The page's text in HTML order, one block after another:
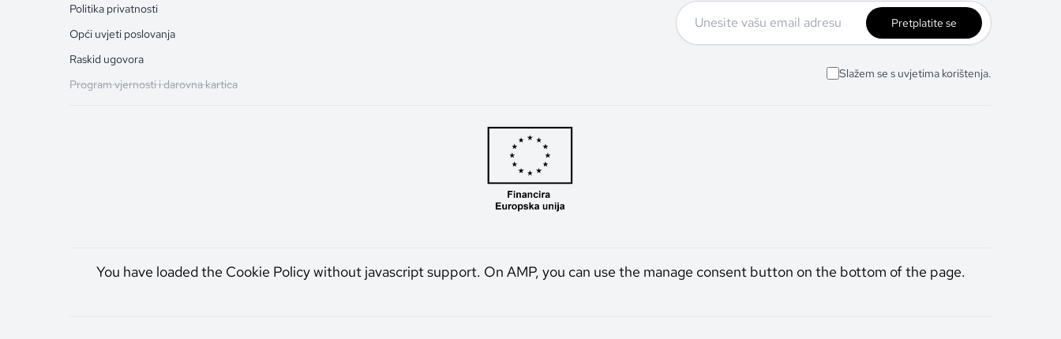
Politika privatnosti
Opći uvjeti poslovanja
Raskid ugovora
Program vjernosti i darovna kartica
Pretplatite se
Slažem se s uvjetima korištenja.
You have loaded the Cookie Policy without javascript support. On AMP, you can use the manage consent button on the bottom of the page.